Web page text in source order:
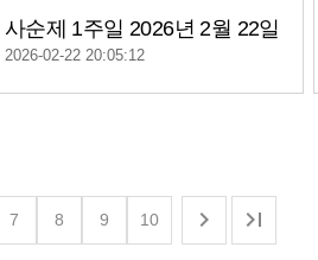
사순제 1주일 2026년 2월 22일
2026-02-22 20:05:12
7 8 9 10  